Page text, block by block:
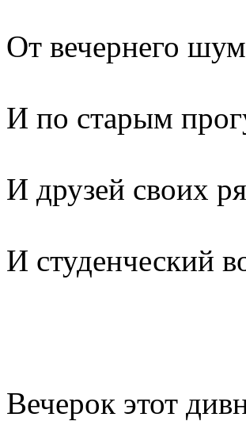
От вечернего
И по старым
И друзей своих
И студенческий
Вечерок этот